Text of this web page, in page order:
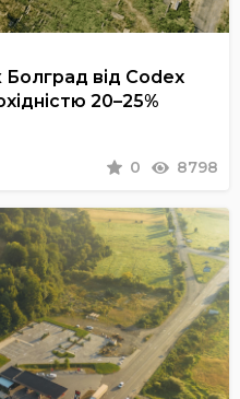
Болград від Codex
20–25%
0 8798